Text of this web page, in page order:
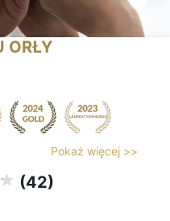
ORŁY
Pokaż więcej >>
(42)